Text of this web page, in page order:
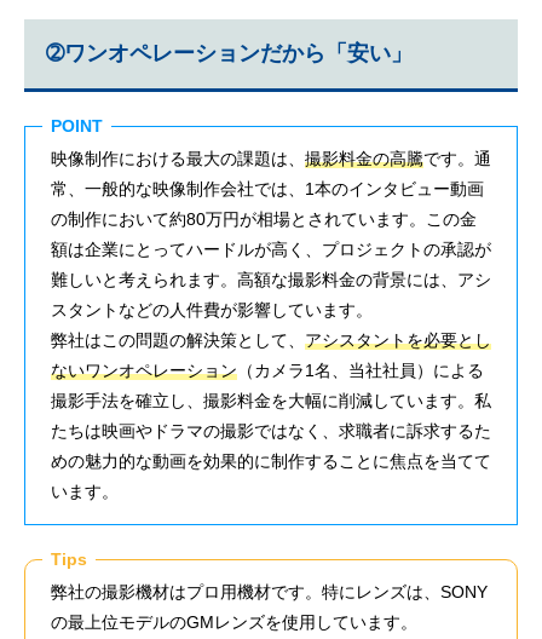
➁ワンオペレーションだから「安い」
POINT
映像制作における最大の課題は、 撮影料金の高騰です。通
常、一般的な映像制作会社では、1本のインタビュー動画
の制作において約80万円が相場とされています。この金
額は企業にとってハードルが高く、プロジェクトの承認が
難しいと考えられます。高額な撮影料金の背景には、アシ
スタントなどの人件費が影響しています。
弊社はこの問題の解決策として、 アシスタントを必要とし
ないワンオペレーション （カメラ1名、当社社員）による
撮影手法を確立し、撮影料金を大幅に削減しています。私
たちは映画やドラマの撮影ではなく、求職者に訴求するた
めの魅力的な動画を効果的に制作することに焦点を当てて
います。
Tips
弊社の撮影機材はプロ用機材です。特にレンズは、SONY
の最上位モデルのGMレンズを使用しています。